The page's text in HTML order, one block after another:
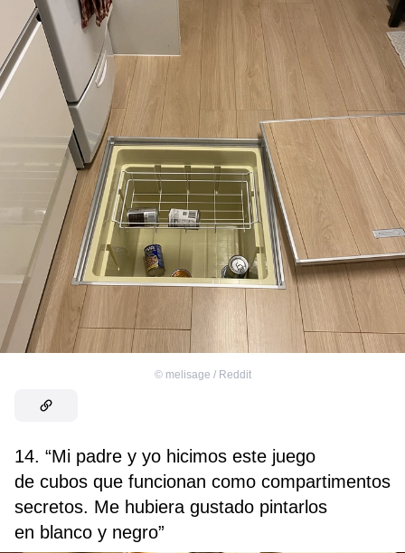
© melisage / Reddit
14. “Mi padre y yo hicimos este juego
de cubos que funcionan como compartimentos
secretos. Me hubiera gustado pintarlos
en blanco y negro”